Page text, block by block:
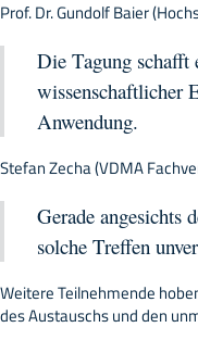
Prof. Dr. Gundolf Baier
Die Tagung
wissenschaftlicher
Anwendung.
Stefan Zecha (VDMA
Gerade angesichts
solche Treffen
Weitere Teilnehmende
des Austauschs und den